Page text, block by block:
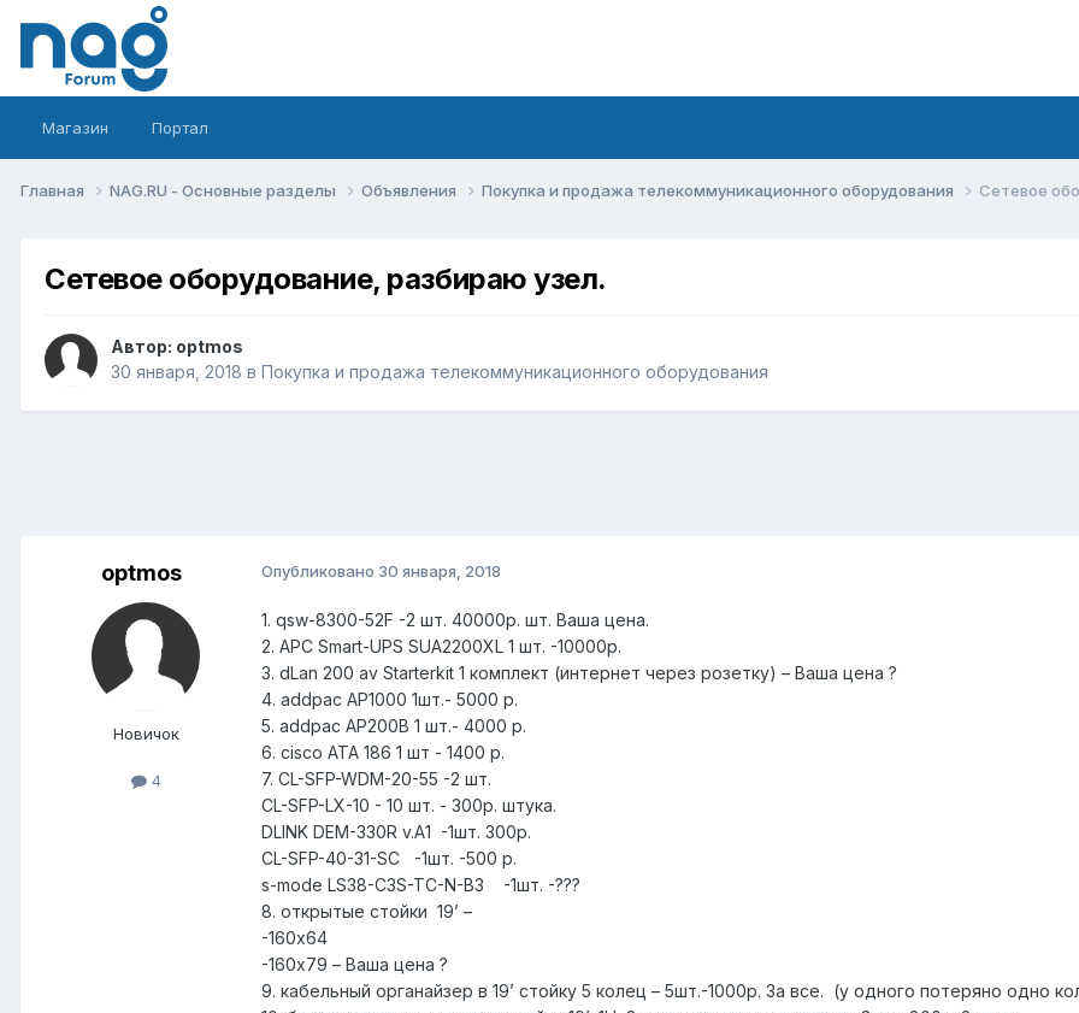
Магазин Портал
Главная NAG.RU - Основные разделы Объявления Покупка и продажа телекоммуникационного оборудования Сетевое
Сетевое оборудование, разбираю узел.
Автор: optmos
30 января, 2018 в Покупка и продажа телекоммуникационного оборудования
optmos
Новичок
4
Опубликовано 30 января, 2018
1. qsw-8300-52F -2 шт. 40000р. шт. Ваша цена.
2. APC Smart-UPS SUA2200XL 1 шт. -10000р.
3. dLan 200 av Starterkit 1 комплект (интернет через розетку) – Ваша цена ?
4. addpac AP1000 1шт.- 5000 р.
5. addpac AP200B 1 шт.- 4000 р.
6. cisco ATA 186 1 шт - 1400 р.
7. CL-SFP-WDM-20-55 -2 шт.
CL-SFP-LX-10 - 10 шт. - 300р. штука.
DLINK DEM-330R v.A1 -1шт. 300р.
CL-SFP-40-31-SC -1шт. -500 р.
s-mode LS38-C3S-TC-N-B3 -1шт. -???
8. открытые стойки 19’ –
-160х64
-160х79 – Ваша цена ?
9. кабельный органайзер в 19’ стойку 5 колец – 5шт.-1000р. За все. (у одного потеряно одно